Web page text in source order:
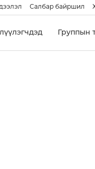
Салбар байршил
Группын